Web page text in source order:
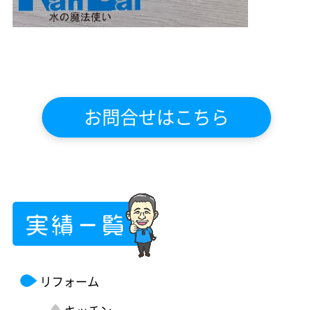
お問合せはこちら
リフォーム